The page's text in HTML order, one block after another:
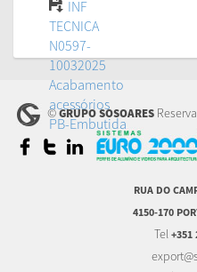
INF
TECNICA
N0597-
10032025
Acabamento
acessórios
PB-Embutida
©GRUPO SOSOARES
RUA DO
4150-170
Tel +351